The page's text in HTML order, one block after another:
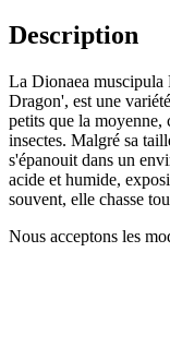
Description
La Dionaea muscipula
Dragon', est une
petits que la moyenne,
insectes. Malgré sa
s'épanouit dans un
acide et humide,
souvent, elle chasse
Nous acceptons les